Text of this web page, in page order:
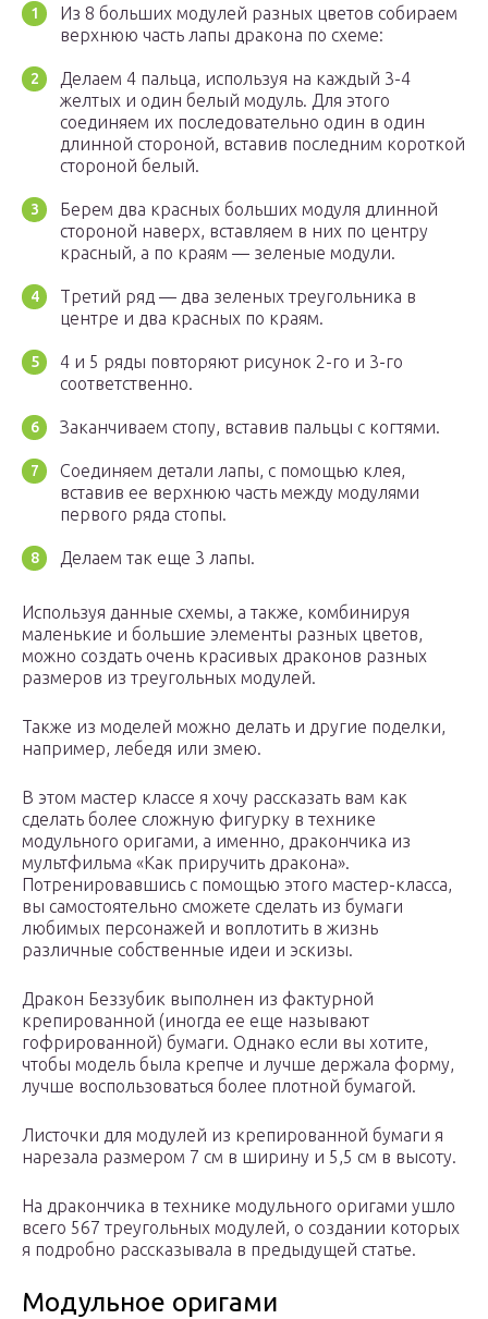
Из 8 больших модулей разных цветов собираем
верхнюю часть лапы дракона по схеме:
Делаем 4 пальца, используя на каждый 3-4
желтых и один белый модуль. Для этого
соединяем их последовательно один в один
длинной стороной, вставив последним короткой
стороной белый.
Берем два красных больших модуля длинной
стороной наверх, вставляем в них по центру
красный, а по краям — зеленые модули.
Третий ряд — два зеленых треугольника в
центре и два красных по краям.
4 и 5 ряды повторяют рисунок 2-го и 3-го
соответственно.
Заканчиваем стопу, вставив пальцы с когтями.
Соединяем детали лапы, с помощью клея,
вставив ее верхнюю часть между модулями
первого ряда стопы.
Делаем так еще 3 лапы.
Используя данные схемы, а также, комбинируя
маленькие и большие элементы разных цветов,
можно создать очень красивых драконов разных
размеров из треугольных модулей.
Также из моделей можно делать и другие поделки,
например, лебедя или змею.
В этом мастер классе я хочу рассказать вам как
сделать более сложную фигурку в технике
модульного оригами, а именно, дракончика из
мультфильма «Как приручить дракона».
Потренировавшись с помощью этого мастер-класса,
вы самостоятельно сможете сделать из бумаги
любимых персонажей и воплотить в жизнь
различные собственные идеи и эскизы.
Дракон Беззубик выполнен из фактурной
крепированной (иногда ее еще называют
гофрированной) бумаги. Однако если вы хотите,
чтобы модель была крепче и лучше держала форму,
лучше воспользоваться более плотной бумагой.
Листочки для модулей из крепированной бумаги я
нарезала размером 7 см в ширину и 5,5 см в высоту.
На дракончика в технике модульного оригами ушло
всего 567 треугольных модулей, о создании которых
я подробно рассказывала в предыдущей статье.
Модульное оригами